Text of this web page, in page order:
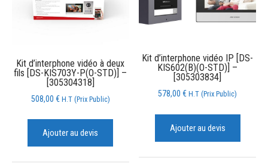
Kit d’interphone vidéo à deux
fils [DS-KIS703Y-P(O-STD)] –
[305304318]
508,00 € H.T (Prix Public)
Ajouter au devis
Kit d’interphone vidéo IP [DS-
KIS602(B)(O-STD)] –
[305303834]
578,00€ H.T (Prix Public)
Ajouter au devis